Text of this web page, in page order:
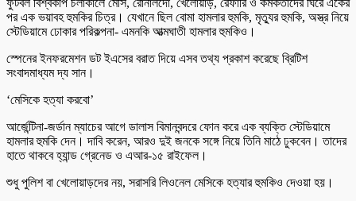
পর এক ভয়াবহ হুমকির চিত্র। যেখানে ছিল বোমা হামলার হুমকি, মৃত্যুর হুমকি, অস্ত্র নিয়ে
স্টেডিয়ামে ঢোকার পরিকল্পনা- এমনকি আত্মঘাতী হামলার হুমকিও।
স্পেনের ইনফরমেশন ডট ইএসের বরাত দিয়ে এসব তথ্য প্রকাশ করেছে ব্রিটিশ
সংবাদমাধ্যম দ্য সান।
‘মেসিকে হত্যা করবো’
আর্জেন্টিনা-জর্ডান ম্যাচের আগে ডালাস বিমানবন্দরে ফোন করে এক ব্যক্তি স্টেডিয়ামে
হামলার হুমকি দেন। দাবি করেন, আরও দুই জনকে সঙ্গে নিয়ে তিনি মাঠে ঢুকবেন। তাদের
হাতে থাকবে হ্যান্ড গ্রেনেড ও এআর-১৫ রাইফেল।
শুধু পুলিশ বা খেলোয়াড়দের নয়, সরাসরি লিওনেল মেসিকে হত্যার হুমকিও দেওয়া হয়।